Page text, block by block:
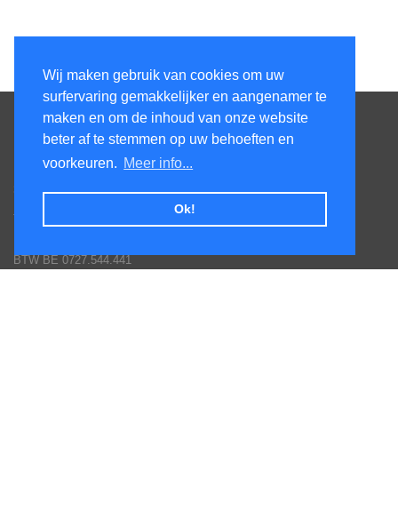
Wij maken gebruik van cookies om uw
surfervaring gemakkelijker en aangenamer te
maken en om de inhoud van onze website
beter af te stemmen op uw behoeften en
voorkeuren. Meer info...
Ok!
Contacteer ons
Honsdonkstraat 25A
3120 Tremelo
Tel. 016/60.93.00 - 0475/620.520
BTW BE 0727.544.441